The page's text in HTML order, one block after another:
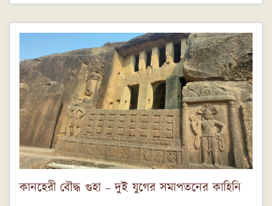
উৎসব বা অতীতের বৈদিক গবাময়ন যজ্ঞ - মোটামুটি এই দিনটারই
আশেপাশে। মকর সংক্রান্তি অতীতে এই দিনই হত- একুশে
ডিসেম্বরের আশেপাশে। জার্মানদের ইউলটাইড বা রোমানদের সূর্যপূজা
- সোল ইনভিক্টাস উৎসবও এই উত্তরায়ণের উদযাপন আর ক্রিসমাসের
উৎস এই সোল ইনভিক্টাস উৎসব থেকেই। কিন্তু এইসব উৎসবের
অনেক আগে, আজ থেকে সাড়ে চার হাজার বছর আগে, ব্যাবিলন-
মিশরের জ্যোতির্বিদ্যা ইংল্যান্ডে তখনও পৌঁছায়নি - স্টোনহেঞ্জে
নব্যপ্রস্তর যুগের মানুষ তৈরি করেছিল গ্রীষ্ম ও শীতকালীন অয়নান্ত
মাপার ব্যবস্থা- কয়েকটি পাথরের স্তম্ভ ব্যবহার করে।
কানহেরী বৌদ্ধ গুহা – দুই যুগের সমাপতনের কাহিনি